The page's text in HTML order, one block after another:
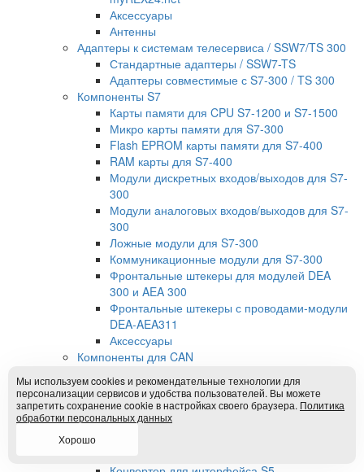
Аксессуары
Антенны
Адаптеры к системам телесервиса / SSW7/TS 300
Стандартные адаптеры / SSW7-TS
Адаптеры совместимые с S7-300 / TS 300
Компоненты S7
Карты памяти для CPU S7-1200 и S7-1500
Микро карты памяти для S7-300
Flash EPROM карты памяти для S7-400
RAM карты для S7-400
Модули дискретных входов/выходов для S7-
300
Модули аналоговых входов/выходов для S7-
300
Ложные модули для S7-300
Коммуникационные модули для S7-300
Фронтальные штекеры для модулей DEA
300 и AEA 300
Фронтальные штекеры с проводами-модули
DEA-AEA311
Аксессуары
Компоненты для CAN
Программное обеспечение
Штекеры для CAN-шины
Шлюзы CAN-to-CAN
Преобразователи интерфейсов
Мы используем cookies и рекомендательные технологии для
персонализации сервисов и удобства пользователей. Вы можете
запретить сохранение cookie в настройках своего браузера. Политика
обработки персональных данных
Хорошо